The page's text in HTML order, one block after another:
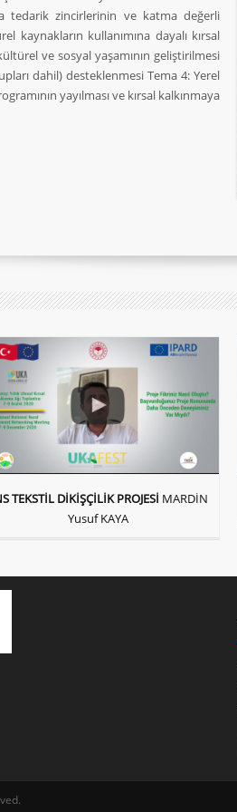
tedarik zincirlerinin ve katma değerli
kaynakların kullanımına dayalı kırsal
ve sosyal yaşamının geliştirilmesi
dahil) desteklenmesi Tema 4: Yerel
yayılması ve kırsal kalkınmaya
TEKSTİL DİKİŞÇİLİK PROJESİ MARDİN
Yusuf KAYA